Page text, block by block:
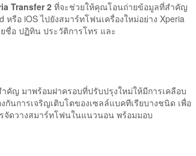
Transfer 2 ที่จะช่วยให้คุณโอนถ่ายข้อมูลที่สำคัญ
รือ iOS ไปยังสมาร์ทโฟนเครื่องใหม่อย่าง Xperia
ชื่อ ปฏิทิน ประวัติการโทร และ
มาพร้อมฝาครอบที่ปรับปรุงใหม่ให้มีการเคลือบ
กันการเจริญเติบโตของเซลล์แบคทีเรียบางชนิด เพื่อ
จัดวางสมาร์ทโฟนในแนวนอน พร้อมมอบ